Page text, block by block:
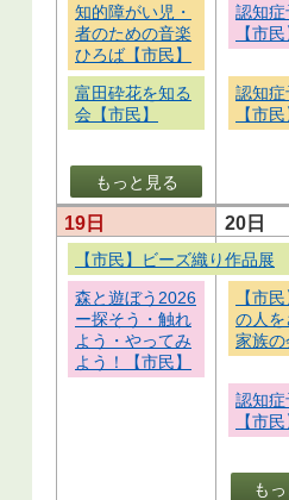
知的障がい児・
者のための音楽
ひろば【市民】
認知
【市民
富田砕花を知る
会【市民】
認知
【市民
もっと見る
19日 20日
【市民】ビーズ織り作品展
森と遊ぼう2026
ー探そう・触れ
よう・やってみ
よう！【市民】
【市
の人を
家族の
認知
【市民
も